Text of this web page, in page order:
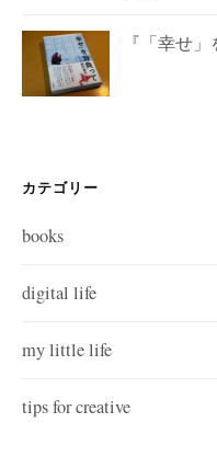
『「幸せ
カテゴリー
books
digital life
my little life
tips for creative